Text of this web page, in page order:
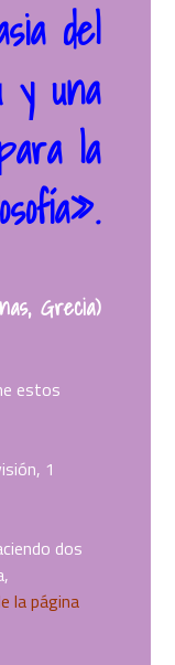
del
y una
la
Grecia)
estos
1
dos
la página